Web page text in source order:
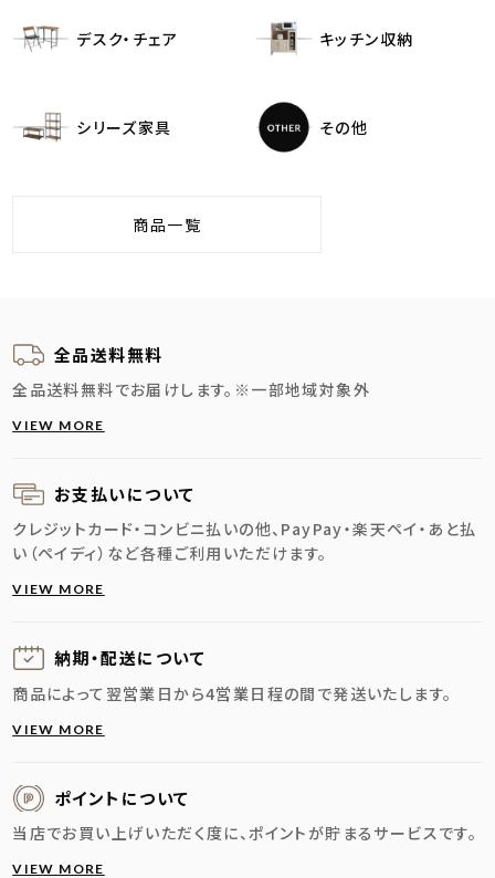
デスク・チェア キッチン収納
シリーズ家具 その他
商品一覧
全品送料無料
全品送料無料でお届けします。 ※一部地域対象外
VIEW MORE
お支払いについて
クレジットカード・コンビニ払いの他、PayPay・楽天ペイ・あと払
い（ペイディ）など各種ご利用いただけます。
VIEW MORE
納期・配送に ついて
商品によって翌営業日から4営業日程の間で発送いたします。
VIEW MORE
ポイントについて
当店でお買い上げいただく度に、ポイントが貯まるサービスです。
VIEW MORE